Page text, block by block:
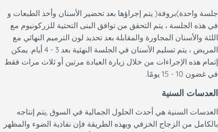
جلسة واحدة)بروفة( يتم إجراؤها بعد تحضير الأسنان وأخذ الطبعات و
في هذه الجلسة ، يتم التحقق من توافق البنى التحتية للزركونيوم مع
اللثة والأسنان المجاورة والمقابلة بعد تحديد لون الترميم النهائي مع
المريض ، يتم تسليم الأسنان في الجلسة النهئية بعد 3 - 4 أيام. يمكن
إتمام هذه الإجراءات من خلال زيارة العيادة مرتين أو ثلاث مرات فقط
في غضون 10 - 15 يومًا.
العدسات السنية
العدسات السنية هي أحدث الحلول الجمالية في السوق ,يتم إنتاجه
بالكامل من الزجاج الخزفي وبهذه الطريقة فإن نفاذية الضوء والمظهر